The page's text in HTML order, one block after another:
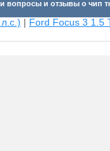
вопросы и отзывы о чип
прибавки для
| Ford Focus 3 1.5